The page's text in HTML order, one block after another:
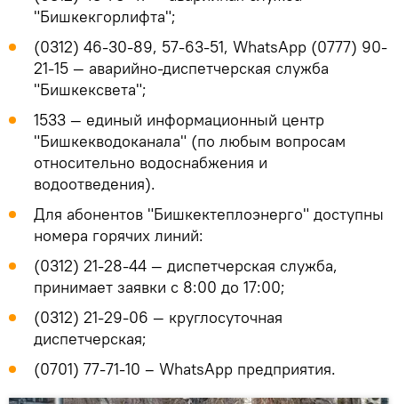
"Бишкекгорлифта";
(0312) 46-30-89, 57-63-51, WhatsApp (0777) 90-
21-15 — аварийно-диспетчерская служба
"Бишкексвета";
1533 — единый информационный центр
"Бишкекводоканала" (по любым вопросам
относительно водоснабжения и
водоотведения).
Для абонентов "Бишкектеплоэнерго" доступны
номера горячих линий:
(0312) 21-28-44 — диспетчерская служба,
принимает заявки с 8:00 до 17:00;
(0312) 21-29-06 — круглосуточная
диспетчерская;
(0701) 77-71-10 – WhatsApp предприятия.